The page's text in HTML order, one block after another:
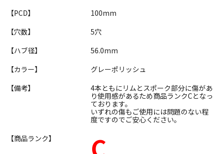
【PCD】
100mm
【穴数】
5穴
【ハブ径】
56.0mm
【カラー】
グレーポリッシュ
【備考】
4本ともにリムとスポーク部分に傷があ
り使用感があるため商品ランクCとなっ
ております。
いずれの傷もご使用には問題のない程
度ですのでご安心ください。
【商品ランク】